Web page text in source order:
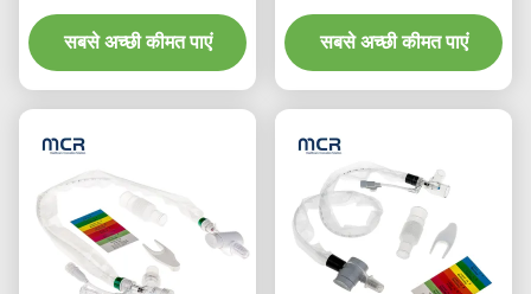
अस्पताल के लिए डबल घुमावदार
कोहनी
सबसे अच्छी कीमत पाएं
लिए
सबसे अच्छी कीमत पाएं